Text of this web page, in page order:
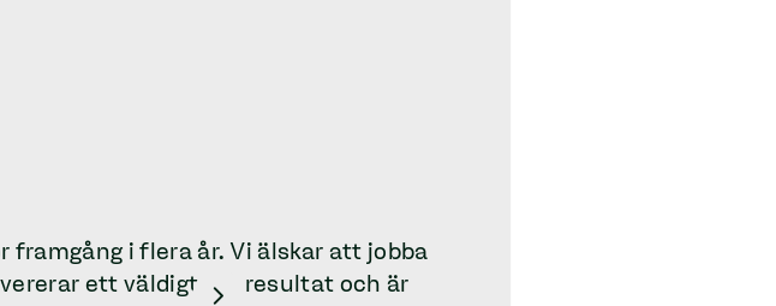
framgång i flera år. Vi älskar att jobba
ett väldigt bra resultat och är